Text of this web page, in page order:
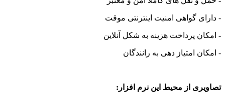
گواهی امنیت اینترنتی موقت
پرداخت هزینه به شکل آنلاین
امتیاز دهی به رانندگان
از محیط این نرم افزار: